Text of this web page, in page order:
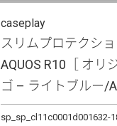
caseplay
スリムプロテクシ
AQUOS R10［ オリ
ゴ – ライトブルー/A
sp_sp_cl11c0001d001632-